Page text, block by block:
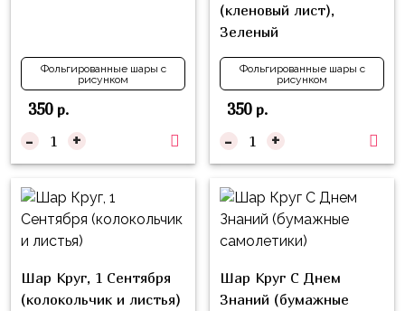
Фольгированные шары с
рисунком
350р.
- +
(кленовый лист),
Зеленый
Фольгированные шары с
рисунком
350р.
- +
Шар Круг, 1 Сентября
(колокольчик и листья)
Шар Круг С Днем
Знаний (бумажные
шары
с
рисунком
Фольгированные
фигуры
Готовые
композиции
из
Цифры
или
Девочка
Смешарики/
Малышарики
Холодное
Мой
Маленький
Боб